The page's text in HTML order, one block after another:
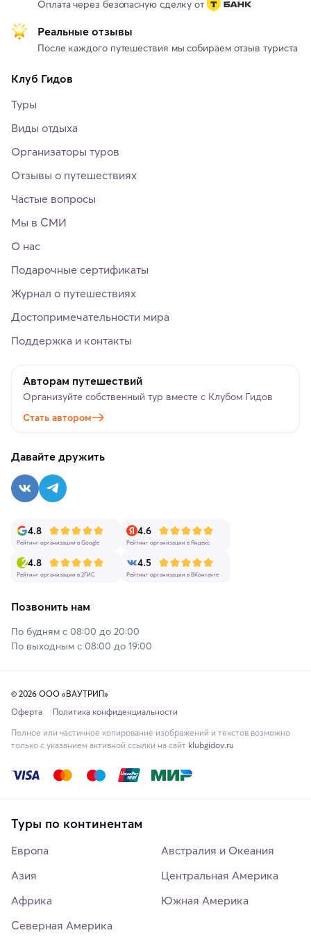
Оплата через безопасную сделку от
Реальные отзывы
После каждого путешествия мы собираем отзыв туриста
Клуб Гидов
Туры
Виды отдыха
Организаторы туров
Отзывы о путешествиях
Частые вопросы
Мы в СМИ
О нас
Подарочные сертификаты
Журнал о путешествиях
Достопримечательности мира
Поддержка и контакты
Авторам путешествий
Организуйте собственный тур вместе с Клубом Гидов
Стать автором
Давайте дружить
4.8
Рейтинг организации в Google
4.6
Рейтинг организации в Яндекс
4.8
Рейтинг организации в 2ГИС
4.5
Рейтинг организации в ВКонтакте
Позвонить нам
По будням с 08:00 до 20:00
По выходным с 08:00 до 19:00
© 2026 ООО «ВАУТРИП»
Оферта
Политика конфиденциальности
Полное или частичное копирование изображений и текстов возможно
только с указанием активной ссылки на сайт klubgidov.ru
Туры по континентам
Европа
Азия
Африка
Северная Америка
Австралия и Океания
Центральная Америка
Южная Америка